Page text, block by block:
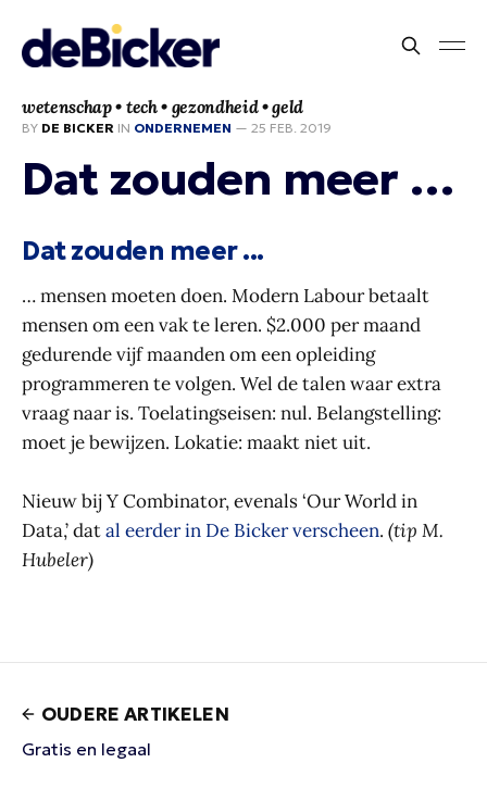
wetenschap • tech • gezondheid • geld
BY DE BICKER IN ONDERNEMEN — 25 FEB. 2019
Dat zouden meer …
Dat zouden meer ...
… mensen moeten doen. Modern Labour betaalt
mensen om een vak te leren. $2.000 per maand
gedurende vijf maanden om een opleiding
programmeren te volgen. Wel de talen waar extra
vraag naar is. Toelatingseisen: nul. Belangstelling:
moet je bewijzen. Lokatie: maakt niet uit.
Nieuw bij Y Combinator, evenals ‘Our World in
Data,’ datal eerder in De Bicker verscheen. (tip M.
Hubeler)
OUDERE ARTIKELEN
Gratis en legaal